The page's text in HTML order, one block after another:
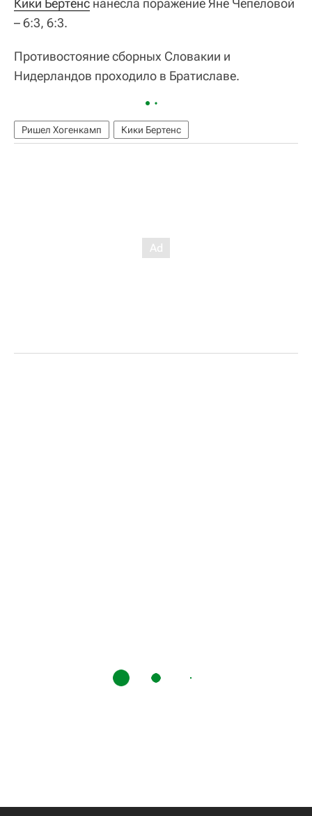
Кики Бертенс нанесла поражение Яне Чепеловой
– 6:3, 6:3.
Противостояние сборных Словакии и
Нидерландов проходило в Братиславе.
Ришел Хогенкамп Кики Бертенс